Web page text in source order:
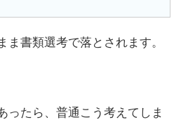
ま書類選考で落とされます。
ったら、普通こう考えてしま